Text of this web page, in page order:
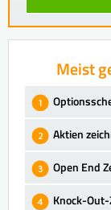
Meist
Aktien
Open End
Knock-